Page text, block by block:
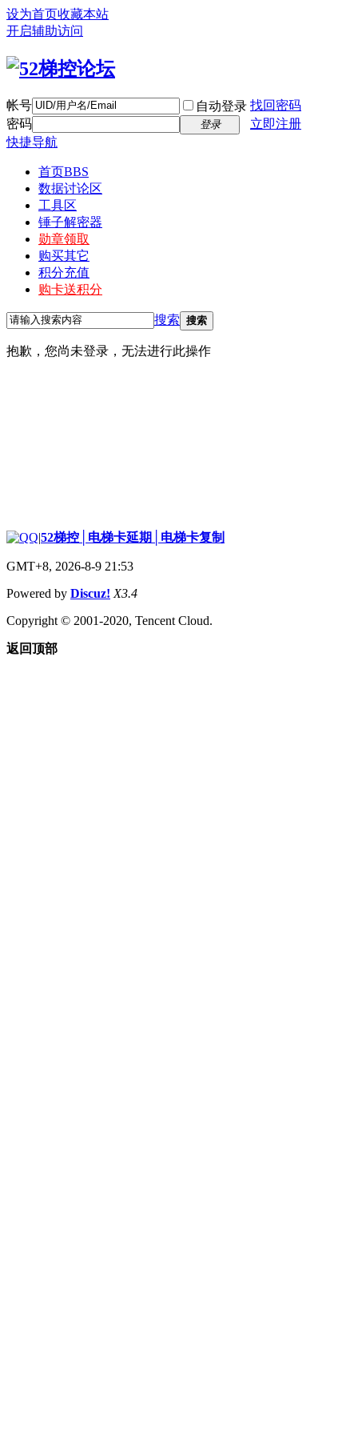
设为首页收藏本站
开启辅助访问
帐号 自动登录 找回密码
密码
登录
立即注册
快捷导航
首页BBS
数据讨论区
工具区
锤子解密器
勋章领取
购买其它
积分充值
购卡送积分
搜索 搜索
抱歉，您尚未登录，无法进行此操作
|52梯控│电梯卡延期│电梯卡复制
GMT+8, 2026-8-9 21:53
Powered by Discuz! X3.4
Copyright © 2001-2020, Tencent Cloud.
返回顶部